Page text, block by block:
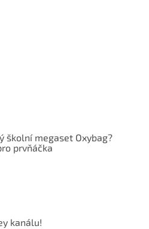
školní megaset Oxybag?
prvňáčka
kanálu!